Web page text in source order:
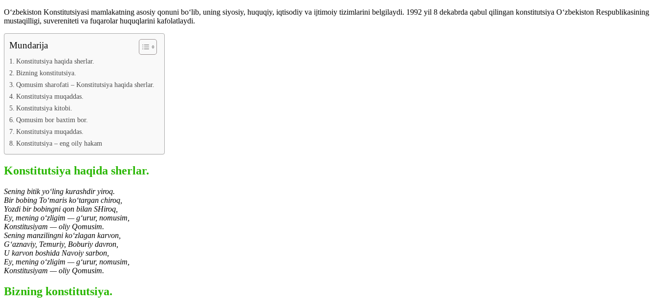
O‘zbekiston Konstitutsiyasi mamlakatning asosiy qonuni bo‘lib, uning siyosiy, huquqiy, iqtisodiy va ijtimoiy tizimlarini belgilaydi. 1992 yil 8 dekabrda qabul qilingan konstitutsiya O‘zbekiston Respublikasining
mustaqilligi, suvereniteti va fuqarolar huquqlarini kafolatlaydi.
Mundarija
Konstitutsiya haqida sherlar.
Bizning konstitutsiya.
Qomusim sharofati – Konstitutsiya haqida sherlar.
Konstitutsiya muqaddas.
Konstitutsiya kitobi.
Qomusim bor baxtim bor.
Konstitutsiya muqaddas.
Konstitutsiya – eng oily hakam
Konstitutsiya haqida sherlar.
Sening bitik yo‘ling kurashdir yiroq.
Bir bobing To‘maris ko‘targan chiroq,
Yozdi bir bobingni qon bilan SHiroq,
Ey, mening o‘zligim — g‘urur, nomusim,
Konstitusiyam — oliy Qomusim.
Sening manzilingni ko‘zlagan karvon,
G‘aznaviy, Temuriy, Boburiy davron,
U karvon boshida Navoiy sarbon,
Ey, mening o‘zligim — g‘urur, nomusim,
Konstitusiyam — oliy Qomusim.
Bizning konstitutsiya.